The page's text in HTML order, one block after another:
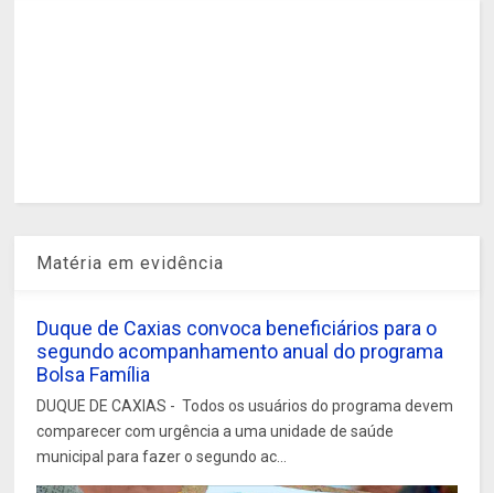
Matéria em evidência
Duque de Caxias convoca beneficiários para o
segundo acompanhamento anual do programa
Bolsa Família
DUQUE DE CAXIAS - Todos os usuários do programa devem
comparecer com urgência a uma unidade de saúde
municipal para fazer o segundo ac...